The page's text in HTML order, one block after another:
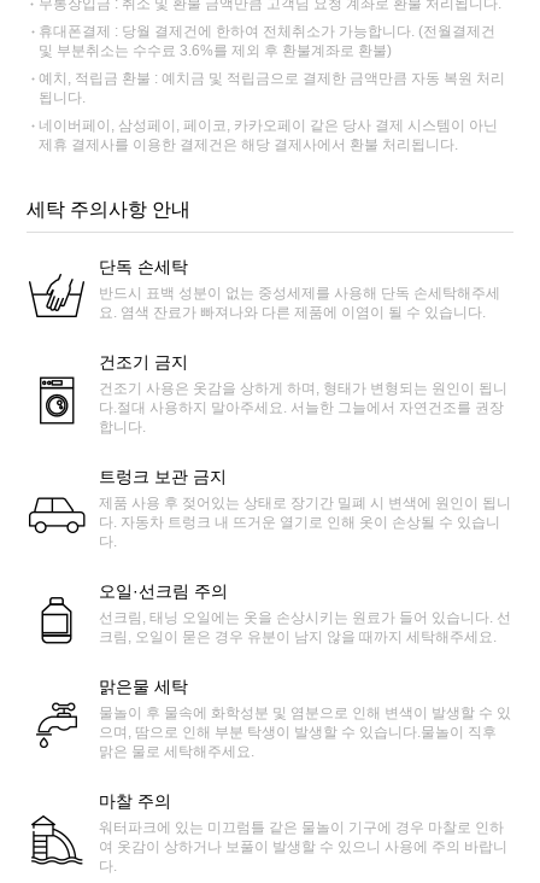
휴대폰결제 : 당월 결제건에 한하여 전체취소가 가능합니다. (전월결제건
및 부분취소는 수수료 3.6%를 제외 후 환불계좌로 환불)
예치, 적립금 환불 : 예치금 및 적립금으로 결제한 금액만큼 자동 복원 처리
됩니다.
네이버페이, 삼성페이, 페이코, 카카오페이 같은 당사 결제 시스템이 아닌
제휴 결제사를 이용한 결제건은 해당 결제사에서 환불 처리됩니다.
세탁 주의사항 안내
단독 손세탁
반드시 표백 성분이 없는 중성세제를 사용해 단독 손세탁해주세
요. 염색 잔료가 빠져나와 다른 제품에 이염이 될 수 있습니다.
건조기 금지
건조기 사용은 옷감을 상하게 하며, 형태가 변형되는 원인이 됩니
다.절대 사용하지 말아주세요. 서늘한 그늘에서 자연건조를 권장
합니다.
트렁크 보관 금지
제품 사용 후 젖어있는 상태로 장기간 밀폐 시 변색에 원인이 됩니
다. 자동차 트렁크 내 뜨거운 열기로 인해 옷이 손상될 수 있습니
다.
오일·선크림 주의
선크림, 태닝 오일에는 옷을 손상시키는 원료가 들어 있습니다. 선
크림, 오일이 묻은 경우 유분이 남지 않을 때까지 세탁해주세요.
맑은물 세탁
물놀이 후 물속에 화학성분 및 염분으로 인해 변색이 발생할 수 있
으며, 땀으로 인해 부분 탁생이 발생할 수 있습니다.물놀이 직후
맑은 물로 세탁해주세요.
마찰 주의
워터파크에 있는 미끄럼틀 같은 물놀이 기구에 경우 마찰로 인하
여 옷감이 상하거나 보풀이 발생할 수 있으니 사용에 주의 바랍니
다.